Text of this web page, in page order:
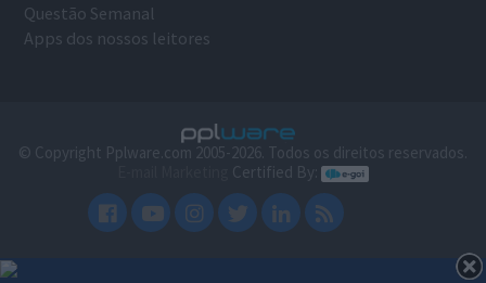
Questão Semanal
Apps dos nossos leitores
© Copyright Pplware.com 2005-2026. Todos os direitos reservados.
Certified By: